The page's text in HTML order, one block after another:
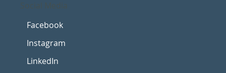
Facebook
Instagram
LinkedIn